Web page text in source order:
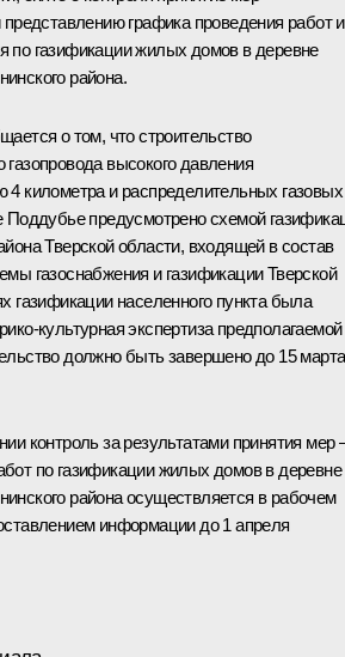
представлению графика проведения работ
по газификации жилых домов в деревне
района.
о том, что строительство
газопровода высокого давления
4 километра и распределительных газовых
Поддубье предусмотрено схемой
Тверской области, входящей в состав
газоснабжения и газификации Тверской
газификации населенного пункта была
культурная экспертиза предполагаемой
должно быть завершено до 15 марта
контроль за результатами принятия мер
по газификации жилых домов в деревне
района осуществляется в рабочем
информации до 1 апреля